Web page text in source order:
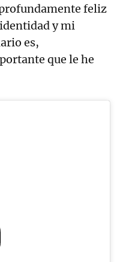
feliz
y mi
es,
que le he